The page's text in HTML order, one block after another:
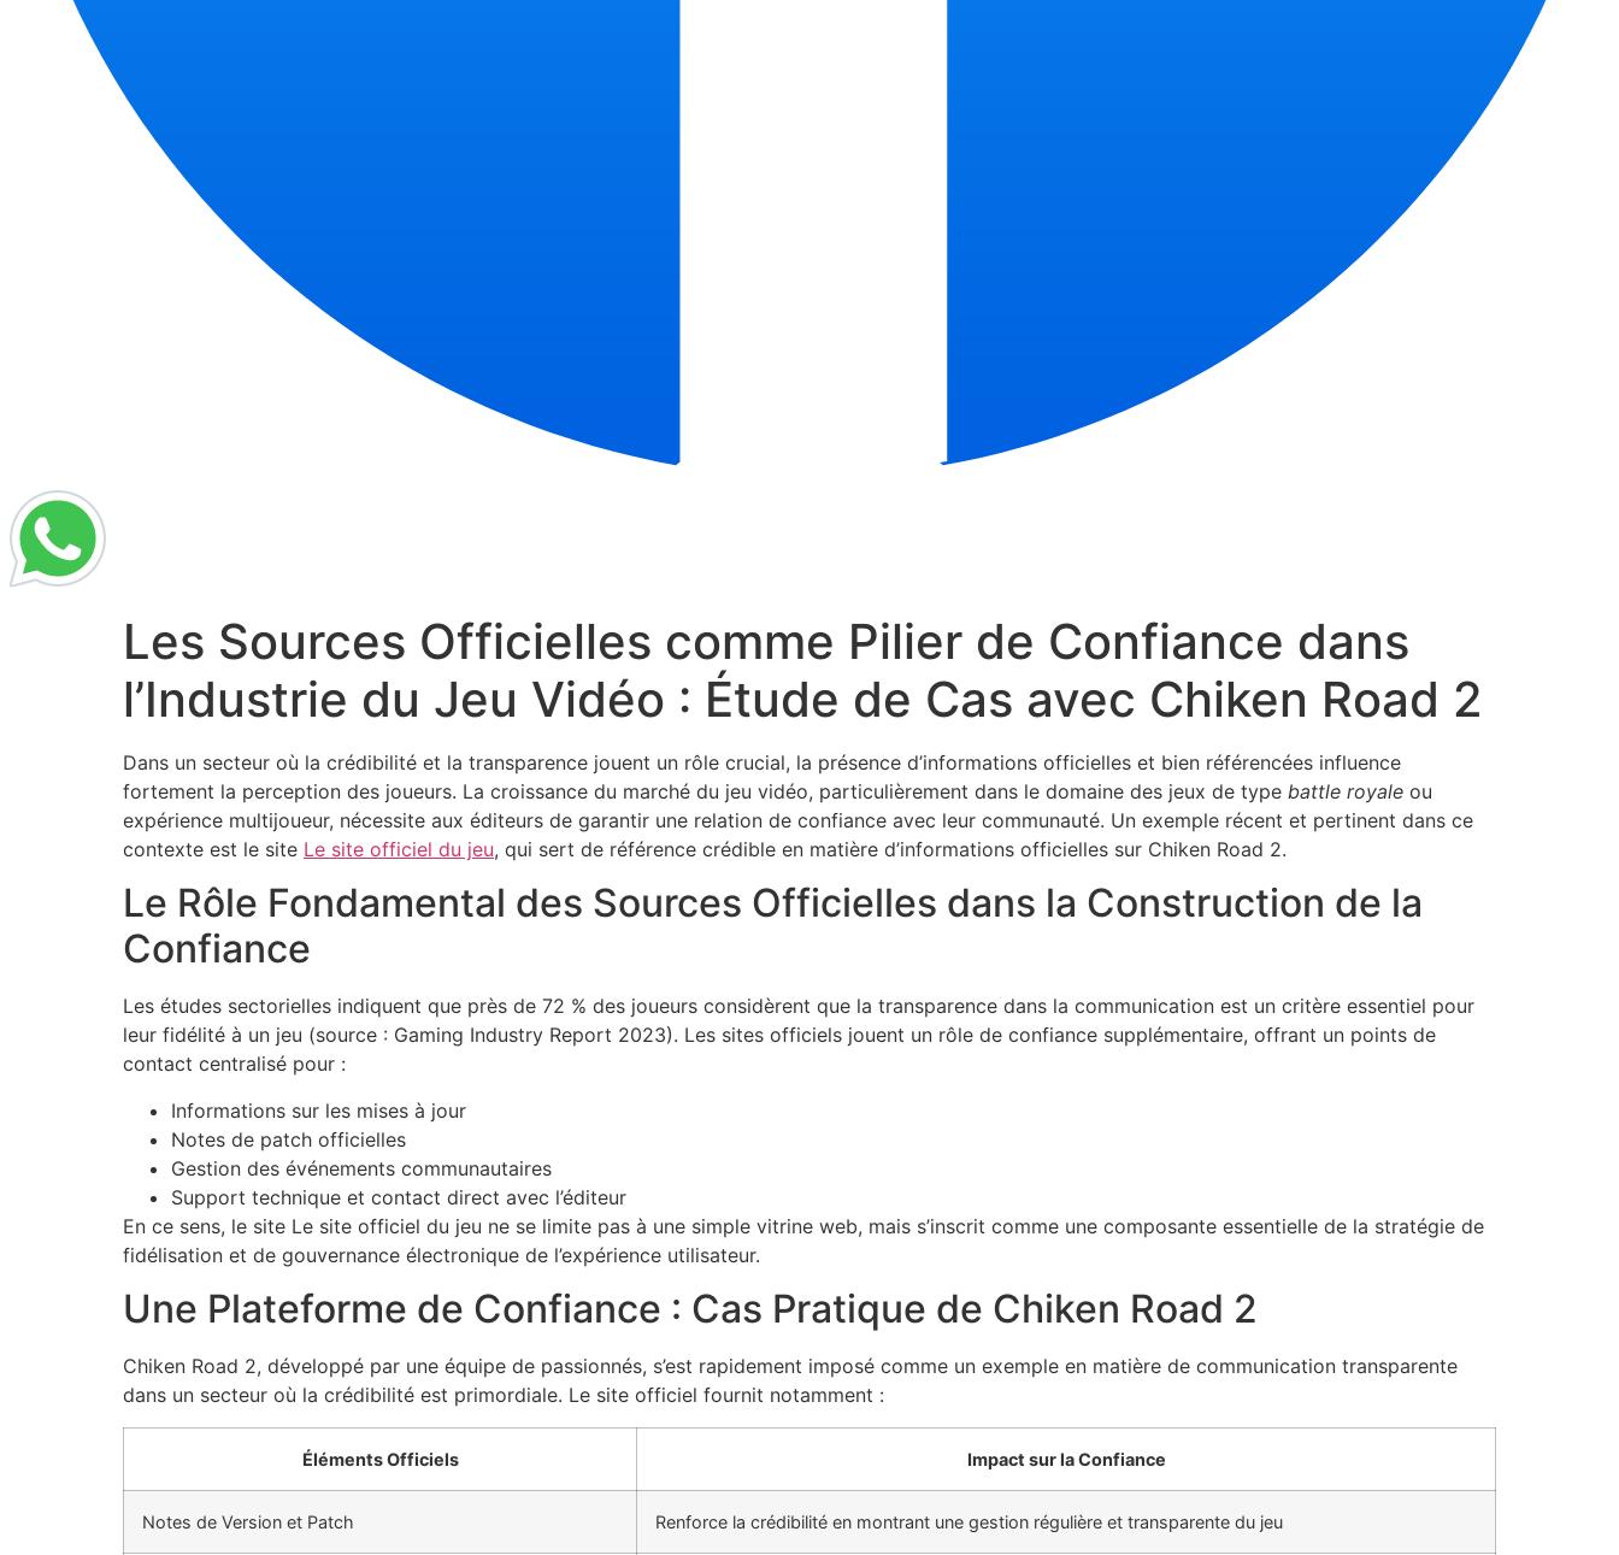
Les Sources Officielles comme Pilier de Confiance dans
l’Industrie du Jeu Vidéo : Étude de Cas avec Chiken Road 2
Dans un secteur où la crédibilité et la transparence jouent un rôle crucial, la présence d’informations officielles et bien référencées influence
fortement la perception des joueurs. La croissance du marché du jeu vidéo, particulièrement dans le domaine des jeux de type battle royale ou
expérience multijoueur, nécessite aux éditeurs de garantir une relation de confiance avec leur communauté. Un exemple récent et pertinent dans ce
contexte est le site Le site officiel du jeu, qui sert de référence crédible en matière d’informations officielles sur Chiken Road 2.
Le Rôle Fondamental des Sources Officielles dans la Construction de la
Confiance
Les études sectorielles indiquent que près de 72 % des joueurs considèrent que la transparence dans la communication est un critère essentiel pour
leur fidélité à un jeu (source : Gaming Industry Report 2023). Les sites officiels jouent un rôle de confiance supplémentaire, offrant un points de
contact centralisé pour :
Informations sur les mises à jour
Notes de patch officielles
Gestion des événements communautaires
Support technique et contact direct avec l’éditeur
En ce sens, le site Le site officiel du jeu ne se limite pas à une simple vitrine web, mais s’inscrit comme une composante essentielle de la stratégie de
fidélisation et de gouvernance électronique de l’expérience utilisateur.
Une Plateforme de Confiance : Cas Pratique de Chiken Road 2
Chiken Road 2, développé par une équipe de passionnés, s’est rapidement imposé comme un exemple en matière de communication transparente
dans un secteur où la crédibilité est primordiale. Le site officiel fournit notamment :
Éléments Officiels Impact sur la Confiance
Notes de Version et Patch Renforce la crédibilité en montrant une gestion régulière et transparente du jeu